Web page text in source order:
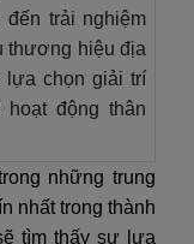
đến trải nghiệm
thương hiệu địa
lựa chọn giải trí
động thân
những trung
nhất trong thành
tìm thấy sự lựa